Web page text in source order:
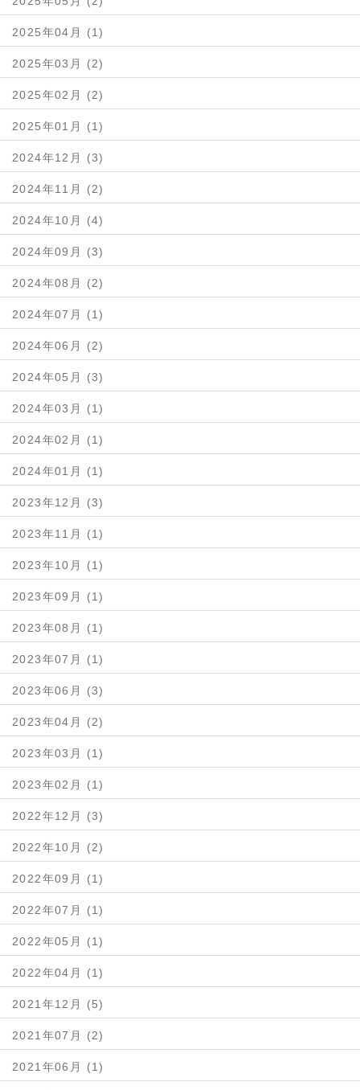
2025年04月 (1)
2025年03月 (2)
2025年02月 (2)
2025年01月 (1)
2024年12月 (3)
2024年11月 (2)
2024年10月 (4)
2024年09月 (3)
2024年08月 (2)
2024年07月 (1)
2024年06月 (2)
2024年05月 (3)
2024年03月 (1)
2024年02月 (1)
2024年01月 (1)
2023年12月 (3)
2023年11月 (1)
2023年10月 (1)
2023年09月 (1)
2023年08月 (1)
2023年07月 (1)
2023年06月 (3)
2023年04月 (2)
2023年03月 (1)
2023年02月 (1)
2022年12月 (3)
2022年10月 (2)
2022年09月 (1)
2022年07月 (1)
2022年05月 (1)
2022年04月 (1)
2021年12月 (5)
2021年07月 (2)
2021年06月 (1)